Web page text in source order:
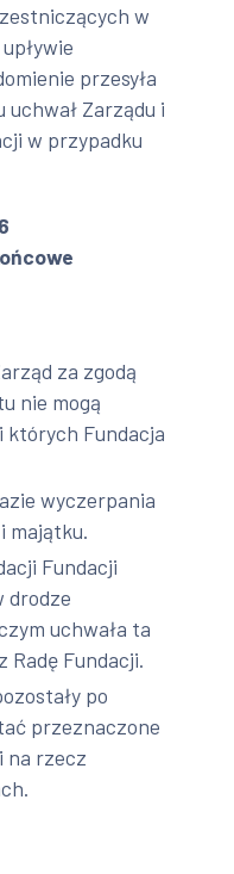
w
przesyła
Zarządu i
w przypadku
za zgodą
nie mogą
których Fundacja
wyczerpania
majątku.
Fundacji
drodze
uchwała ta
Radę Fundacji.
po
przeznaczone
na rzecz